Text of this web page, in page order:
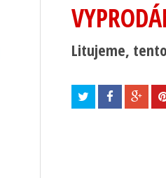
Litujeme,